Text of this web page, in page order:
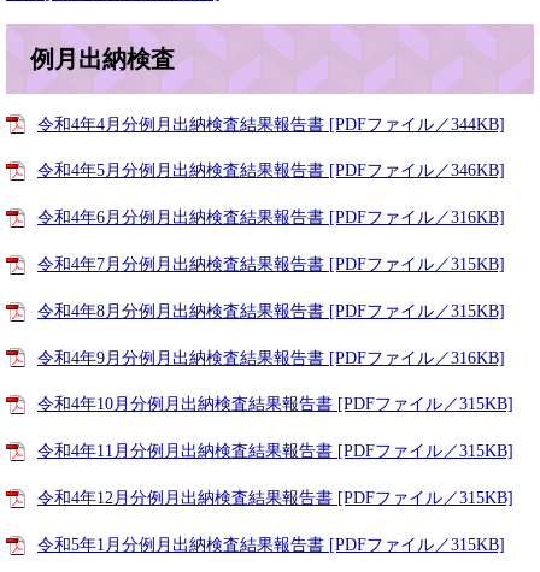
例月出納検査
令和4年4月分例月出納検査結果報告書 [PDFファイル／344KB]
令和4年5月分例月出納検査結果報告書 [PDFファイル／346KB]
令和4年6月分例月出納検査結果報告書 [PDFファイル／316KB]
令和4年7月分例月出納検査結果報告書 [PDFファイル／315KB]
令和4年8月分例月出納検査結果報告書 [PDFファイル／315KB]
令和4年9月分例月出納検査結果報告書 [PDFファイル／316KB]
令和4年10月分例月出納検査結果報告書 [PDFファイル／315KB]
令和4年11月分例月出納検査結果報告書 [PDFファイル／315KB]
令和4年12月分例月出納検査結果報告書 [PDFファイル／315KB]
令和5年1月分例月出納検査結果報告書 [PDFファイル／315KB]